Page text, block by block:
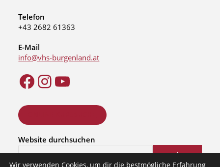
Telefon
+43 2682 61363
E-Mail
info@vhs-burgenland.at
Website durchsuchen
Suchen
Wir verwenden Cookies, um dir die bestmögliche Erfahrung